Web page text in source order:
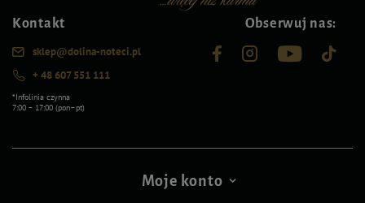
Kontakt
sklep@dolina-noteci.pl
+ 48 607 551 111
*Infolinia czynna
7:00 – 17:00 (pon–pt)
Obserwuj nas:
Moje konto